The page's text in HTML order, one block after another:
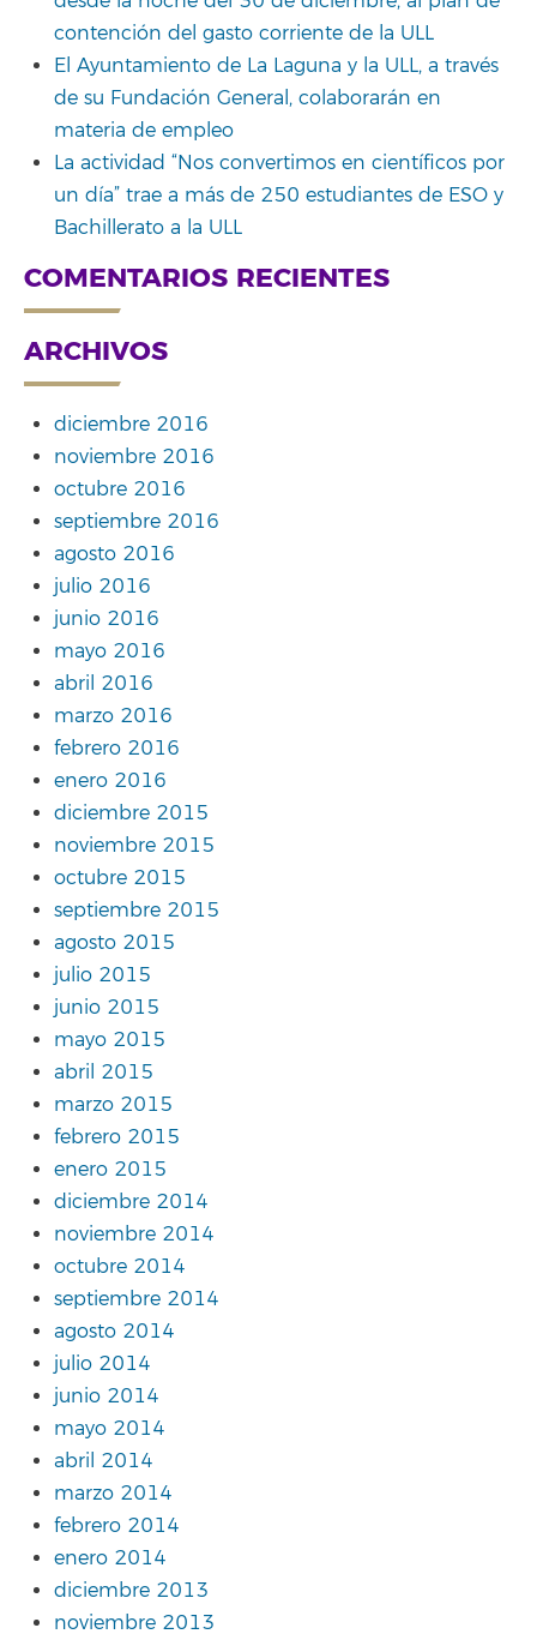
contención del gasto corriente de la ULL
El Ayuntamiento de La Laguna y la ULL, a través
de su Fundación General, colaborarán en
materia de empleo
La actividad “Nos convertimos en científicos por
un día” trae a más de 250 estudiantes de ESO y
Bachillerato a la ULL
COMENTARIOS RECIENTES
ARCHIVOS
diciembre 2016
noviembre 2016
octubre 2016
septiembre 2016
agosto 2016
julio 2016
junio 2016
mayo 2016
abril 2016
marzo 2016
febrero 2016
enero 2016
diciembre 2015
noviembre 2015
octubre 2015
septiembre 2015
agosto 2015
julio 2015
junio 2015
mayo 2015
abril 2015
marzo 2015
febrero 2015
enero 2015
diciembre 2014
noviembre 2014
octubre 2014
septiembre 2014
agosto 2014
julio 2014
junio 2014
mayo 2014
abril 2014
marzo 2014
febrero 2014
enero 2014
diciembre 2013
noviembre 2013